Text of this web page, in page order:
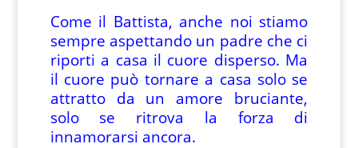
Come il Battista, anche noi stiamo
sempre aspettando un padre che ci
riporti a casa il cuore disperso. Ma
il cuore può tornare a casa solo se
attratto da un amore bruciante,
solo se ritrova la forza di
innamorarsi ancora.